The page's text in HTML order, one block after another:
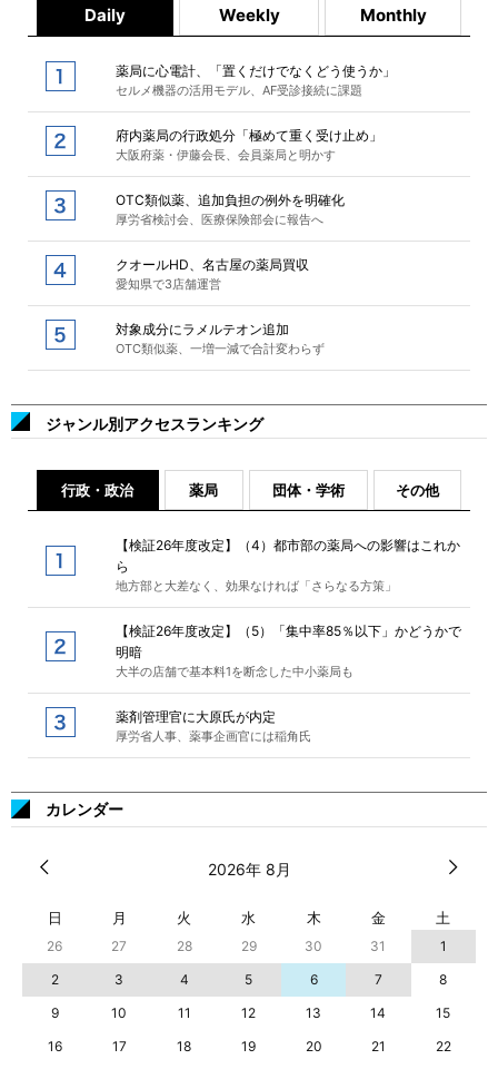
Daily Weekly Monthly
薬局に心電計、「置くだけでなくどう使うか」
セルメ機器の活用モデル、AF受診接続に課題
府内薬局の行政処分「極めて重く受け止め」
大阪府薬・伊藤会長、会員薬局と明かす
OTC類似薬、追加負担の例外を明確化
厚労省検討会、医療保険部会に報告へ
クオールHD、名古屋の薬局買収
愛知県で3店舗運営
対象成分にラメルテオン追加
OTC類似薬、一増一減で合計変わらず
ジャンル別アクセスランキング
行政・政治 薬局 団体・学術 その他
【検証26年度改定】（4）都市部の薬局への影響はこれか
ら
地方部と大差なく、効果なければ「さらなる方策」
【検証26年度改定】（5）「集中率85％以下」かどうかで
明暗
大半の店舗で基本料1を断念した中小薬局も
薬剤管理官に大原氏が内定
厚労省人事、薬事企画官には稲角氏
カレンダー
2026年 8月
日 月 火 水 木 金 土
26 27 28 29 30 31
1
2
3 4 5 6 7
8
9
10 11 12 13 14
15
16
17 18 19 20 21
22